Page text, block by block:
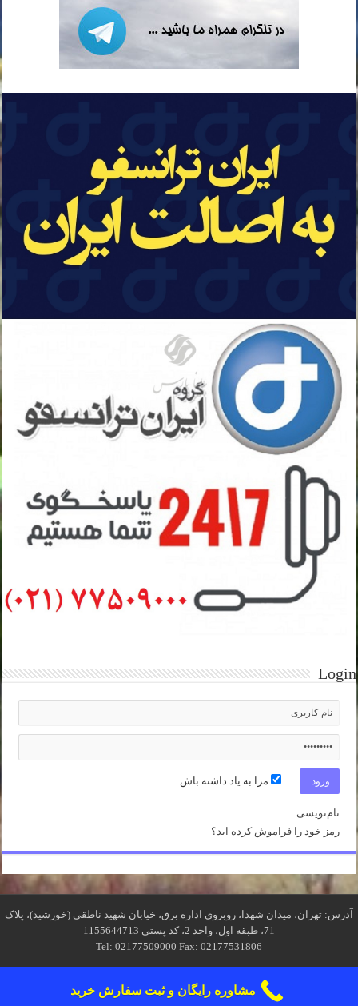
Login
مرا به یاد داشته باش
نام‌نویسی
رمز خود را فراموش کرده اید؟
آدرس: تهران، میدان شهدا، روبروی اداره برق، خیابان شهید ناطقی (خورشید)، پلاک
71، طبقه اول، واحد 2، کد پستی 1155644713
Tel: 02177509000 Fax: 02177531806
مشاوره رایگان و ثبت سفارش خرید